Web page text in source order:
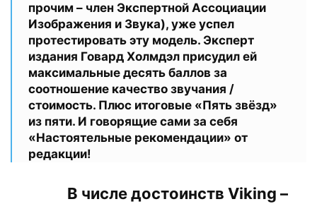
прочим – член Экспертной Ассоциации
Изображения и Звука), уже успел
протестировать эту модель. Эксперт
издания Говард Холмдэл присудил ей
максимальные десять баллов за
соотношение качество звучания /
стоимость. Плюс итоговые «Пять звёзд»
из пяти. И говорящие сами за себя
«Настоятельные рекомендации» от
редакции!
В числе достоинств Viking –